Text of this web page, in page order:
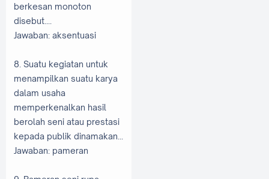
berkesan monoton
disebut....
Jawaban: aksentuasi
8. Suatu kegiatan untuk
menampilkan suatu karya
dalam usaha
memperkenalkan hasil
berolah seni atau prestasi
kepada publik dinamakan...
Jawaban: pameran